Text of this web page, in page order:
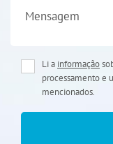
Mensagem
Li a informação
processamento e
mencionados.